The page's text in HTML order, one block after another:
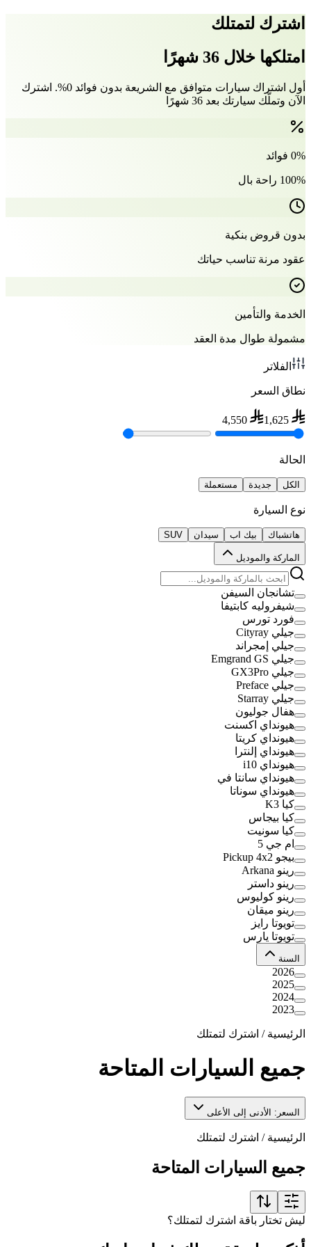
اشترك لتمتلك
امتلكها خلال 36 شهرًا
أول اشتراك سيارات متوافق مع الشريعة بدون فوائد 0%. اشترك
الآن وتملّك سيارتك بعد 36 شهرًا
0% فوائد
100% راحة بال
بدون قروض بنكية
عقود مرنة تناسب حياتك
الخدمة والتأمين
مشمولة طوال مدة العقد
الفلاتر
نطاق السعر
1,625
4,550
الحالة
الكل جديدة مستعملة
نوع السيارة
هاتشباك بيك اب سيدان SUV
الماركة والموديل
تشانجان السيفن
شيفروليه كابتيفا
فورد تورس
جيلي Cityray
جيلي إمجراند
جيلي Emgrand GS
جيلي GX3Pro
جيلي Preface
جيلي Starray
هفال جوليون
هيونداي اكسنت
هيونداي كريتا
هيونداي إلنترا
هيونداي i10
هيونداي سانتا في
هيونداي سوناتا
كيا K3
كيا بيجاس
كيا سونيت
ام جي 5
بيجو Pickup 4x2
رينو Arkana
رينو داستر
رينو كوليوس
رينو ميقان
تويوتا رايز
تويوتا يارس
السنة
2026
2025
2024
2023
الرئيسية / اشترك لتمتلك
جميع السيارات المتاحة
السعر: الأدنى إلى الأعلى
الرئيسية / اشترك لتمتلك
جميع السيارات المتاحة
ليش تختار باقة اشترك لتمتلك؟